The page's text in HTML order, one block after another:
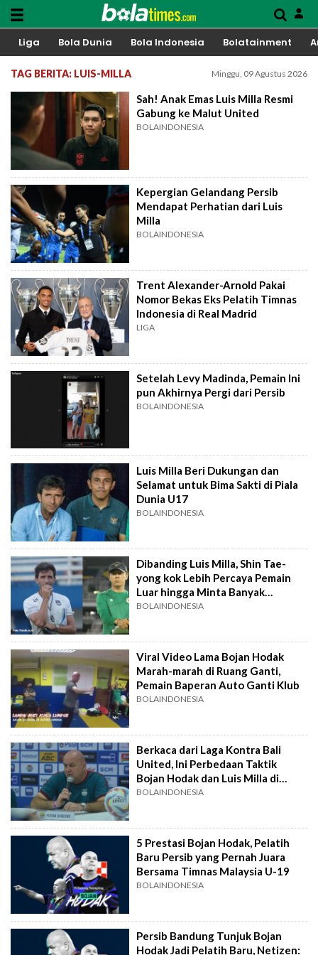
Liga Bola Dunia Bola Indonesia Bolatainment
TAG BERITA: LUIS-MILLA Minggu, 09 Agustus 2026
Sah! Anak Emas Luis Milla Resmi
Gabung ke Malut United
BOLAINDONESIA
Kepergian Gelandang Persib
Mendapat Perhatian dari Luis
Milla
BOLAINDONESIA
Trent Alexander-Arnold Pakai
Nomor Bekas Eks Pelatih Timnas
Indonesia di Real Madrid
LIGA
Setelah Levy Madinda, Pemain Ini
pun Akhirnya Pergi dari Persib
BOLAINDONESIA
Luis Milla Beri Dukungan dan
Selamat untuk Bima Sakti di Piala
Dunia U17
BOLAINDONESIA
Dibanding Luis Milla, Shin Tae-
yong kok Lebih Percaya Pemain
Luar hingga Minta Banyak
Naturalisasi
BOLAINDONESIA
Viral Video Lama Bojan Hodak
Marah-marah di Ruang Ganti,
Pemain Baperan Auto Ganti Klub
BOLAINDONESIA
Berkaca dari Laga Kontra Bali
United, Ini Perbedaan Taktik
Bojan Hodak dan Luis Milla di
Persib Bandung
BOLAINDONESIA
5 Prestasi Bojan Hodak, Pelatih
Baru Persib yang Pernah Juara
Bersama Timnas Malaysia U-19
BOLAINDONESIA
Persib Bandung Tunjuk Bojan
Hodak Jadi Pelatih Baru, Netizen: